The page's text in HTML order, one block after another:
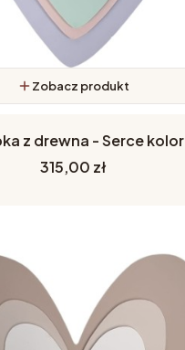
Zobacz produkt
z drewna - Serce kolor
Cena
315,00 zł